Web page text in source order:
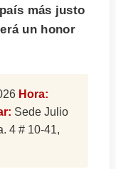
más justo
un honor
Hora:
Sede Julio
4 # 10-41,